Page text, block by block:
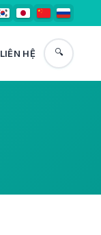
LIÊN HỆ 🔍